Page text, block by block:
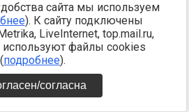
сайта мы используем
). К сайту подключены
LiveInternet, top.mail.ru,
файлы cookies
(подробнее).
согласна